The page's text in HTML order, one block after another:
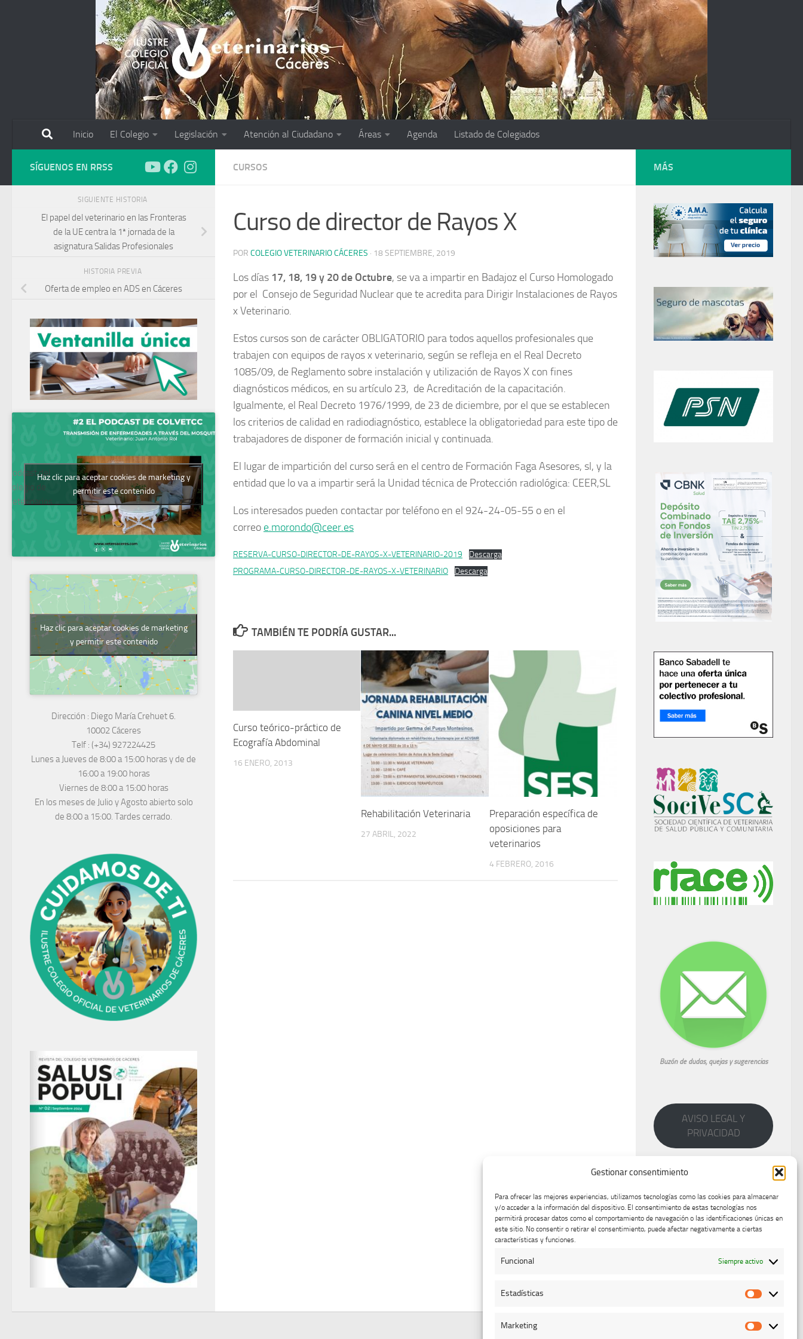
Gestionar consentimiento
Para ofrecer las mejores experiencias, utilizamos tecnologías como las cookies para almacenar
y/o acceder a la información del dispositivo. El consentimiento de estas tecnologías nos
permitirá procesar datos como el comportamiento de navegación o las identificaciones únicas en
este sitio. No consentir o retirar el consentimiento, puede afectar negativamente a ciertas
características y funciones.
Funcional Siempre activo
Estadísticas
Marketing
Marketing
Inicio El Colegio Legislación Atención al Ciudadano Áreas Agenda Listado de Colegiados
CURSOS
Curso de director de Rayos X
POR COLEGIO VETERINARIO CÁCERES · 18 SEPTIEMBRE, 2019
Los días 17, 18, 19 y 20 de Octubre, se va a impartir en Badajoz el Curso Homologado
por el Consejo de Seguridad Nuclear que te acredita para Dirigir Instalaciones de Rayos
x Veterinario.
Estos cursos son de carácter OBLIGATORIO para todos aquellos profesionales que
trabajen con equipos de rayos x veterinario, según se refleja en el Real Decreto
1085/09, de Reglamento sobre instalación y utilización de Rayos X con fines
diagnósticos médicos, en su artículo 23, de Acreditación de la capacitación.
Igualmente, el Real Decreto 1976/1999, de 23 de diciembre, por el que se establecen
los criterios de calidad en radiodiagnóstico, establece la obligatoriedad para este tipo de
trabajadores de disponer de formación inicial y continuada.
El lugar de impartición del curso será en el centro de Formación Faga Asesores, sl, y la
entidad que lo va a impartir será la Unidad técnica de Protección radiológica: CEER,SL
Los interesados pueden contactar por teléfono en el 924-24-05-55 o en el
correo e.morondo@ceer.es
RESERVA-CURSO-DIRECTOR-DE-RAYOS-X-VETERINARIO-2019
Descarga
PROGRAMA-CURSO-DIRECTOR-DE-RAYOS-X-VETERINARIO
Descarga
TAMBIÉN TE PODRÍA GUSTAR...
Curso teórico-práctico de
Ecografía Abdominal
16 ENERO, 2013
Rehabilitación Veterinaria
27 ABRIL, 2022
Preparación específica de
oposiciones para
veterinarios
4 FEBRERO, 2016
SÍGUENOS EN RRSS
SIGUIENTE HISTORIA
El papel del veterinario en las Fronteras
de la UE centra la 1ª jornada de la
asignatura Salidas Profesionales
HISTORIA PREVIA
Oferta de empleo en ADS en Cáceres
Podcast del
Colegio de
Veterinarios
Haz clic para aceptar cookies de marketing y
permitir este contenido
Haz clic para aceptar cookies de marketing
y permitir este contenido
Dirección : Diego María Crehuet 6.
10002 Cáceres
Telf : (+34) 927224425
Lunes a Jueves de 8:00 a 15:00 horas y de de
16:00 a 19:00 horas
Viernes de 8:00 a 15:00 horas
En los meses de Julio y Agosto abierto solo
de 8:00 a 15:00. Tardes cerrado.
MÁS
Buzón de dudas, quejas y sugerencias
AVISO LEGAL Y
PRIVACIDAD